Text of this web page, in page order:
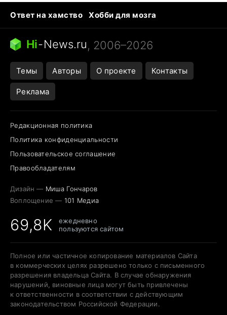
Ответ на хамство
Хобби для мозга
Бензин 100 и 95
Тунцы в океанариуме
Следующая пандемия
Hi-News.ru, 2006–2026
Темы Авторы О проекте Контакты
Реклама
Редакционная политика
Политика конфиденциальности
Пользовательское соглашение
Правообладателям
Дизайн — Миша Гончаров
Воплощение — 101 Медиа
69,8K
ежедневно
пользуются сайтом
Полное или частичное копирование материалов Сайта
в коммерческих целях разрешено только с письменного
разрешения владельца Сайта. В случае обнаружения
нарушений, виновные лица могут быть привлечены
к ответственности в соответствии с действующим
законодательством Российской Федерации.